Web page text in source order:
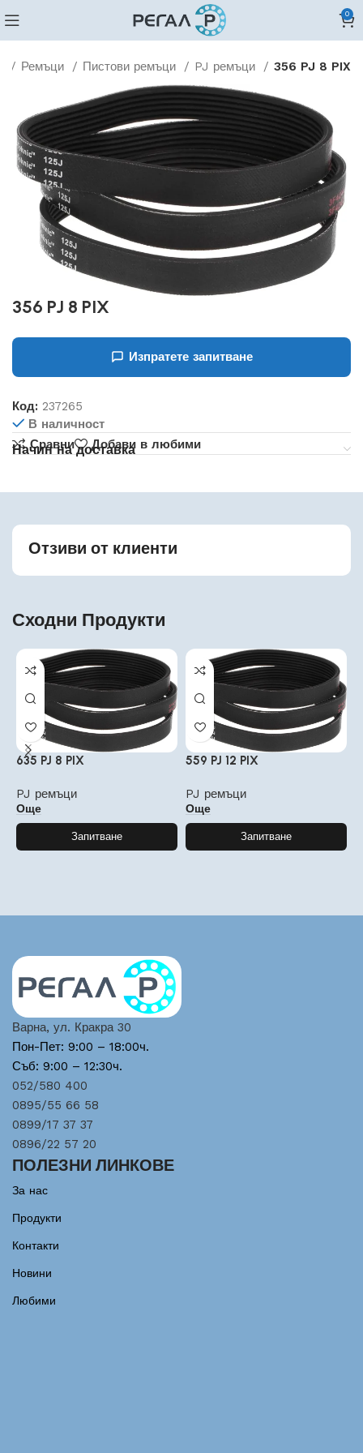
0
Ремъци Пистови ремъци PJ ремъци 356 PJ 8 PIX
356 PJ 8 PIX
Изпратете запитване
Код:237265
В наличност
Сравни
Добави в любими
Начин на доставка
Отзиви от клиенти
Сходни Продукти
635 PJ 8 PIX
PJ ремъци
Още
Запитване
559 PJ 12 PIX
PJ ремъци
Още
Запитване
Варна, ул. Кракра 30
Пон-Пет: 9:00 – 18:00ч.
Съб: 9:00 – 12:30ч.
052/580 400
0895/55 66 58
0899/17 37 37
0896/22 57 20
ПОЛЕЗНИ ЛИНКОВЕ
За нас
Продукти
Контакти
Новини
Любими